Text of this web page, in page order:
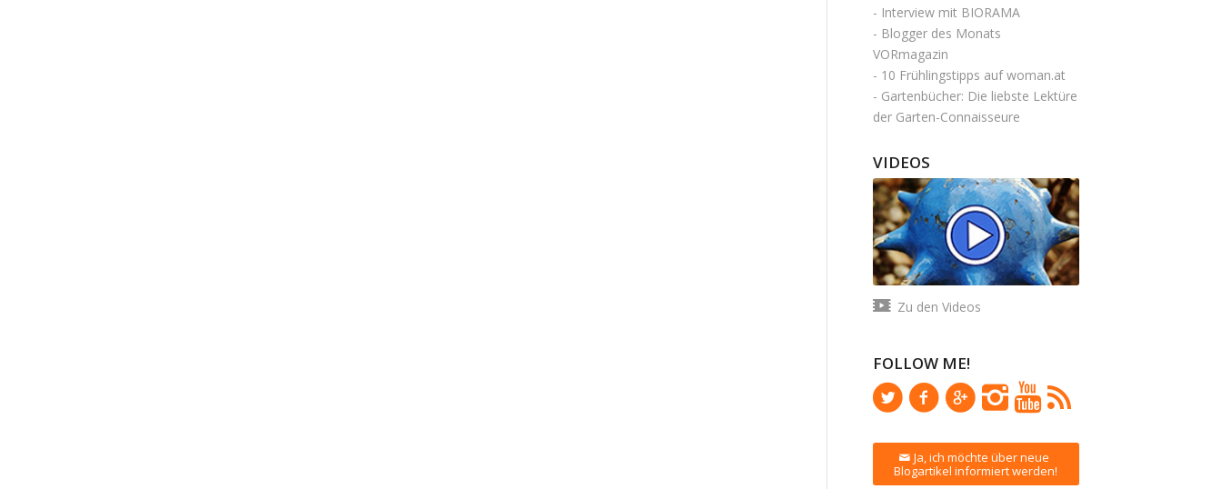
- Interview mit BIORAMA
- Blogger des Monats
VORmagazin
- 10 Frühlingstipps auf woman.at
- Gartenbücher: Die liebste Lektüre
der Garten-Connaisseure
VIDEOS
Zu den Videos
FOLLOW ME!
Ja, ich möchte über neue
Blogartikel informiert werden!